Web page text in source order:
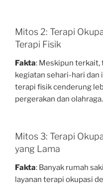
Mitos 2: Terapi
Terapi Fisik
Fakta: Meskipun terkait,
kegiatan sehari-hari dan
terapi fisik cenderung
pergerakan dan olahraga.
Mitos 3: Terapi
yang Lama
Fakta: Banyak rumah
layanan terapi okupasi